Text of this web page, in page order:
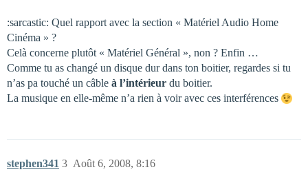
:sarcastic: Quel rapport avec la section « Matériel Audio Home
Cinéma » ?
Celà concerne plutôt « Matériel Général », non ? Enfin …
Comme tu as changé un disque dur dans ton boitier, regardes si tu
n’as pa touché un câble à l’intérieur du boitier.
La musique en elle-même n’a rien à voir avec ces interférences
stephen341 Août 6, 2008, 8:16
3